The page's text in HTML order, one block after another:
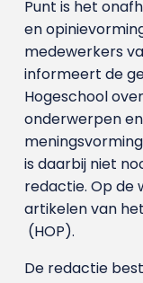
Punt is het
en
medewerkers
informeert de
Hogeschool
onderwerpen
is daarbij niet
redactie. Op de
artikelen van het
(HOP).
De redactie